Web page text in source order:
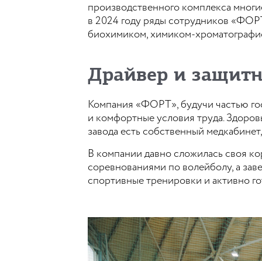
производственного комплекса
в 2024 году ряды сотрудников
биохимиком, химиком-
Драйвер и
Компания «ФОРТ», будучи частью
и комфортные условия труда.
завода есть собственный
В компании давно сложилась своя
соревнованиями по волейболу, а
спортивные тренировки и активно